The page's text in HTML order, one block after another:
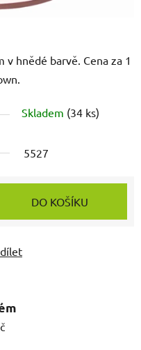
v hnědé barvě. Cena za 1
Skladem (34 ks)
5527
DO KOŠÍKU